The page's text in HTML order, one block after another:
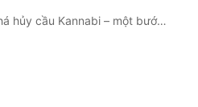
Chương 32: Nhiệm vụ phá hủy cầu Kannabi – một bước ngoặt